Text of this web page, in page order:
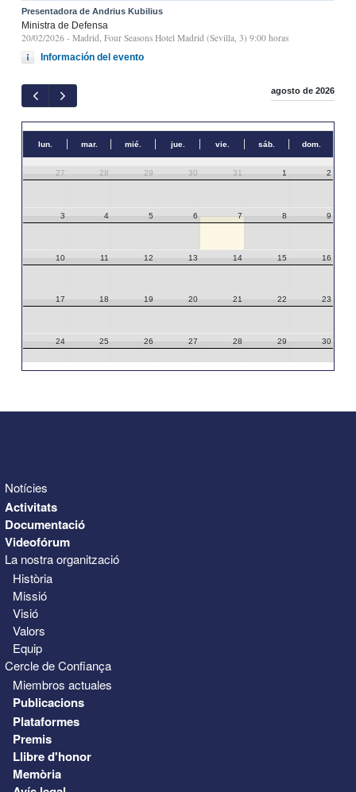
Presentadora de Andrius Kubilius
Ministra de Defensa
20/02/2026 - Madrid, Four Seasons Hotel Madrid (Sevilla, 3) 9:00 horas
Información del evento
agosto de 2026
lun. mar. mié. jue. vie. sáb. dom.
27 28 29 30 31 1 2
3 4 5 6 7 8 9
10 11 12 13 14 15 16
17 18 19 20 21 22 23
24 25 26 27 28 29 30
Notícies
Activitats
Documentació
Videofórum
La nostra organització
Història
Missió
Visió
Valors
Equip
Cercle de Confiança
Miembros actuales
Publicacions
Plataformes
Premis
Llibre d'honor
Memòria